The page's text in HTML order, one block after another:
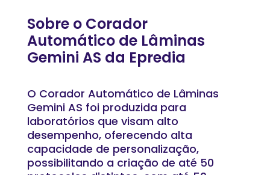
Sobre o Corador
Automático de Lâminas
Gemini AS da Epredia
O Corador Automático de Lâminas
Gemini AS foi produzida para
laboratórios que visam alto
desempenho, oferecendo alta
capacidade de personalização,
possibilitando a criação de até 50